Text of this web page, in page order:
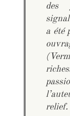
des
a été
relief.